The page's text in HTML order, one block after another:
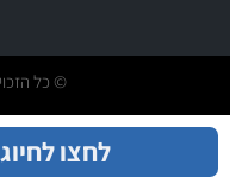
© כל
לחצו לחיוג: 077-